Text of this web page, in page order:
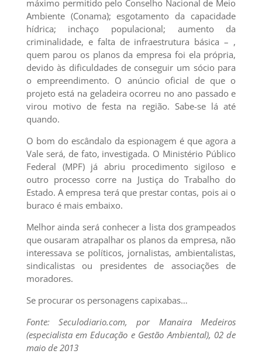
máximo permitido pelo Conselho Nacional de Meio
Ambiente (Conama); esgotamento da capacidade
hídrica; inchaço populacional; aumento da
criminalidade, e falta de infraestrutura básica – ,
quem parou os planos da empresa foi ela própria,
devido às dificuldades de conseguir um sócio para
o empreendimento. O anúncio oficial de que o
projeto está na geladeira ocorreu no ano passado e
virou motivo de festa na região. Sabe-se lá até
quando.
O bom do escândalo da espionagem é que agora a
Vale será, de fato, investigada. O Ministério Público
Federal (MPF) já abriu procedimento sigiloso e
outro processo corre na Justiça do Trabalho do
Estado. A empresa terá que prestar contas, pois ai o
buraco é mais embaixo.
Melhor ainda será conhecer a lista dos grampeados
que ousaram atrapalhar os planos da empresa, não
interessava se políticos, jornalistas, ambientalistas,
sindicalistas ou presidentes de associações de
moradores.
Se procurar os personagens capixabas…
Fonte: Seculodiario.com, por Manaira Medeiros
(especialista em Educação e Gestão Ambiental), 02 de
maio de 2013